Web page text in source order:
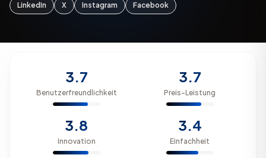
LinkedIn X Instagram Facebook
3.7
Benutzerfreundlichkeit
3.7
Preis-Leistung
3.8
Innovation
3.4
Einfachheit